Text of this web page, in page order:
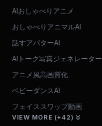
AIおしゃべりアニメ
おしゃべりアニマルAI
話すアバターAI
AIトーク写真ジェネレーター
アニメ風高画質化
ベビーダンスAI
フェイススワップ動画
VIEW MORE (+42)